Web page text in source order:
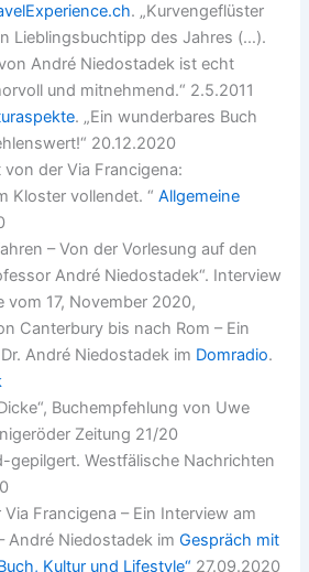
. „Kurvengeflüster
Lieblingsbuchtipp des Jahres (…).
André Niedostadek ist echt
und mitnehmend.“ 2.5.2011
. „Ein wunderbares Buch
20.12.2020
von der Via Francigena:
Kloster vollendet. “Allgemeine
– Von der Vorlesung auf den
André Niedostadek“. Interview
vom 17, November 2020,
Canterbury bis nach Rom – Ein
André Niedostadek im Domradio.
Buchempfehlung von Uwe
Zeitung 21/20
Westfälische Nachrichten
Francigena – Ein Interview am
André Niedostadek imGespräch mit
Kultur und Lifestyle“ 27.09.2020